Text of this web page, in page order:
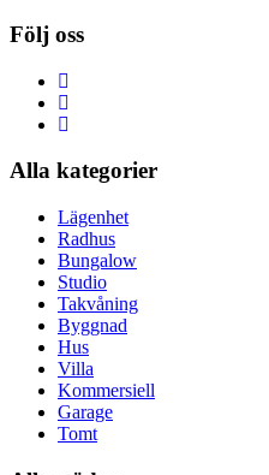
Följ oss
Alla kategorier
Lägenhet
Radhus
Bungalow
Studio
Takvåning
Byggnad
Hus
Villa
Kommersiell
Garage
Tomt